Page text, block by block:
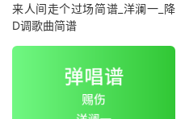
来人间走个过场简谱_洋澜一_降
D调歌曲简谱